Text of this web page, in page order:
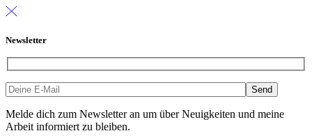
Newsletter
Melde dich zum Newsletter an um über Neuigkeiten und meine
Arbeit informiert zu bleiben.